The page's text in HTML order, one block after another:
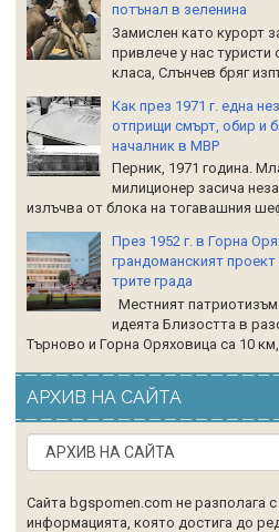
потънал в зеленина
Замислен като курорт
привлече у нас
класа, Слънчев бряг
Как през 1971 г. една
отприщи смърт, обир и
началник в МВР
Перник, 1971 година.
милиционер засича
излъчва от блока на тогавашния
През 1952 г. в Горна
грандоманският
трите града
Местният
идеята Близостта в
Търново и Горна Оряховица са 10 км,
АРХИВ НА САЙТА
Сайта bgspomen.com не разполага
информацията, която достига до